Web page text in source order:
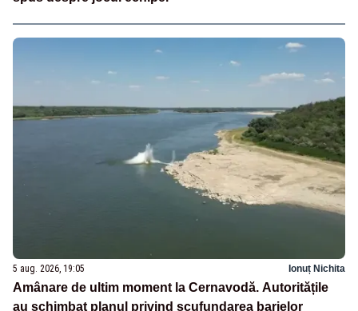
5 aug. 2026, 19:05 Ionuț Nichita
Amânare de ultim moment la Cernavodă. Autoritățile
au schimbat planul privind scufundarea barjelor